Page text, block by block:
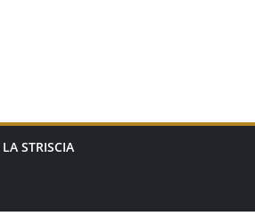
LA STRISCIA